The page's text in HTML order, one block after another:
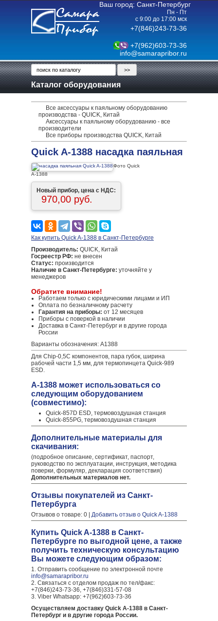
Ваш город: Санкт-Петербург
Пн - Пт
с 9:00 до 17:00 мск
+7(846)243-73-36
+7(962)603-73-36
info@samarapribor.ru
Каталог оборудования
Все аксессуары к паяльному оборудованию
производства - QUICK, Китай
Аксессуары к паяльному оборудованию - все
производители
Все приборы производства QUICK, Китай
Quick A-1388 насадка паяльная
Фото Quick
A-1388
Новый прибор, цена с НДС:
970,00 руб.
Как купить Quick A-1388 в Санкт-Петербурге
Производитель: QUICK, Китай
Госреестр РФ: не внесен
Статус: производится
Наличие в Санкт-Петербурге: уточняйте у
менеджеров
Обратите внимание!
Работаем только с юридическими лицами и ИП
Оплата по безналичному расчету
Гарантия на приборы: от 12 месяцев
Приборы с поверкой в наличии
Доставка в Санкт-Петербург и в другие города
России
Варианты обозначения: A1388
Для Chip-0,5С компонентов, пара губок, ширина
рабочей части 1,5 мм, для термопинцета Quick-989
ESD.
A-1388 может использоваться со
следующим оборудованием
(совместимо):
Quick-857D ESD, термовоздушная станция
Quick-855PG, термовоздушная станция
Дополнительные материалы для
скачивания:
(подробное описание, сертификат, паспорт,
руководство по эксплуатации, инструкция, методика
поверки, формуляр, декларация соответствия)
Дополнительных материалов нет.
Отзывы покупателей из Санкт-
Петербурга
Отзывов о товаре: 0 | Добавить отзыв о Quick A-1388
Купить Quick A-1388 в Санкт-
Петербурге по выгодной цене, а также
получить техническую консультацию
Вы можете следующим образом:
1. Отправить сообщение по электронной почте
info@samarapribor.ru
2. Связаться с отделом продаж по тел/факс:
+7(846)243-73-36, +7(846)331-57-08
3. Viber Whatsapp: +7(962)603-73-36
Осуществляем доставку Quick A-1388 в Санкт-
Петербург и в другие города России.